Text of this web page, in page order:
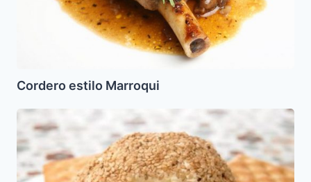
Cordero estilo Marroqui
Dip
Cebollino